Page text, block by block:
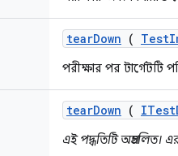
tearDown ( Test
পরীক্ষার পর টার্গেটটি
tearDown ( ITest
এই পদ্ধতিটি অপ্রচলিত।